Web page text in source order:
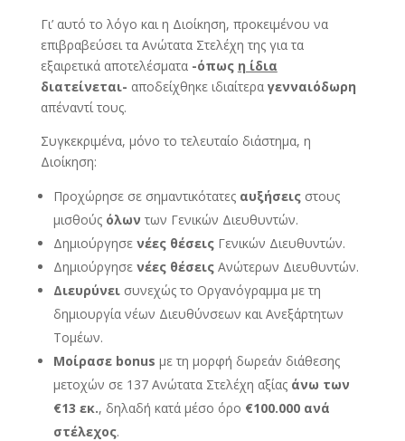
Γι’ αυτό το λόγο και η Διοίκηση, προκειμένου να
επιβραβεύσει τα Ανώτατα Στελέχη της για τα
εξαιρετικά αποτελέσματα -όπως η ίδια
διατείνεται- αποδείχθηκε ιδιαίτερα γενναιόδωρη
απέναντί τους.
Συγκεκριμένα, μόνο το τελευταίο διάστημα, η
Διοίκηση:
Προχώρησε σε σημαντικότατες αυξήσειςστους
μισθούς όλων των Γενικών Διευθυντών.
Δημιούργησε νέες θέσειςΓενικών Διευθυντών.
Δημιούργησε νέες θέσειςΑνώτερων Διευθυντών.
Διευρύνει συνεχώς το Οργανόγραμμα με τη
δημιουργία νέων Διευθύνσεων και Ανεξάρτητων
Τομέων.
Μοίρασε bonus με τη μορφή δωρεάν διάθεσης
μετοχών σε 137 Ανώτατα Στελέχη αξίας άνω των
€13 εκ., δηλαδή κατά μέσο όρο €100.000 ανά
στέλεχος.